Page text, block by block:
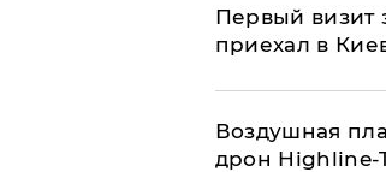
Первый визит
приехал в
Воздушная
дрон Highline-